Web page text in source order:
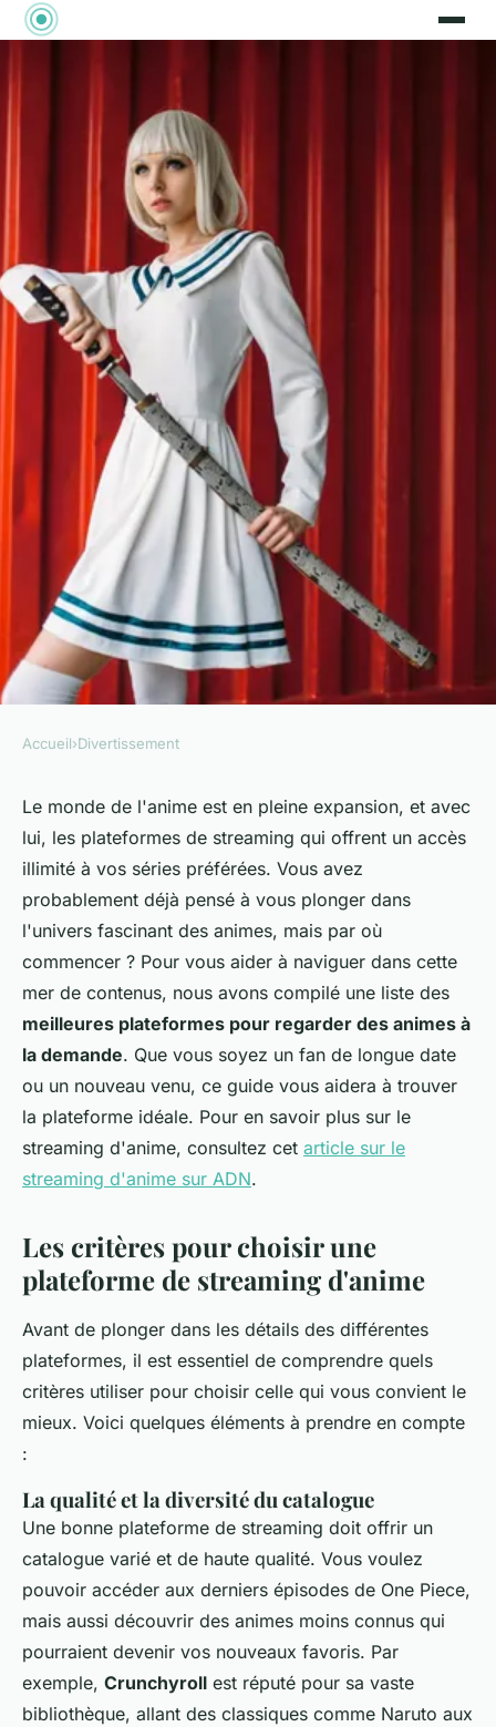
Streaming d'animé : top
plateformes pour regarder
anime à la demande
Mélina•12 février 2025•9 min de lecture
Accueil›Divertissement
Le monde de l'anime est en pleine expansion, et avec
lui, les plateformes de streaming qui offrent un accès
illimité à vos séries préférées. Vous avez
probablement déjà pensé à vous plonger dans
l'univers fascinant des animes, mais par où
commencer ? Pour vous aider à naviguer dans cette
mer de contenus, nous avons compilé une liste des
meilleures plateformes pour regarder des animes à
la demande. Que vous soyez un fan de longue date
ou un nouveau venu, ce guide vous aidera à trouver
la plateforme idéale. Pour en savoir plus sur le
streaming d'anime, consultez cet article sur le
streaming d'anime sur ADN.
Les critères pour choisir une
plateforme de streaming d'anime
Avant de plonger dans les détails des différentes
plateformes, il est essentiel de comprendre quels
critères utiliser pour choisir celle qui vous convient le
mieux. Voici quelques éléments à prendre en compte
:
La qualité et la diversité du catalogue
Une bonne plateforme de streaming doit offrir un
catalogue varié et de haute qualité. Vous voulez
pouvoir accéder aux derniers épisodes de One Piece,
mais aussi découvrir des animes moins connus qui
pourraient devenir vos nouveaux favoris. Par
exemple, Crunchyroll est réputé pour sa vaste
bibliothèque, allant des classiques comme Naruto aux